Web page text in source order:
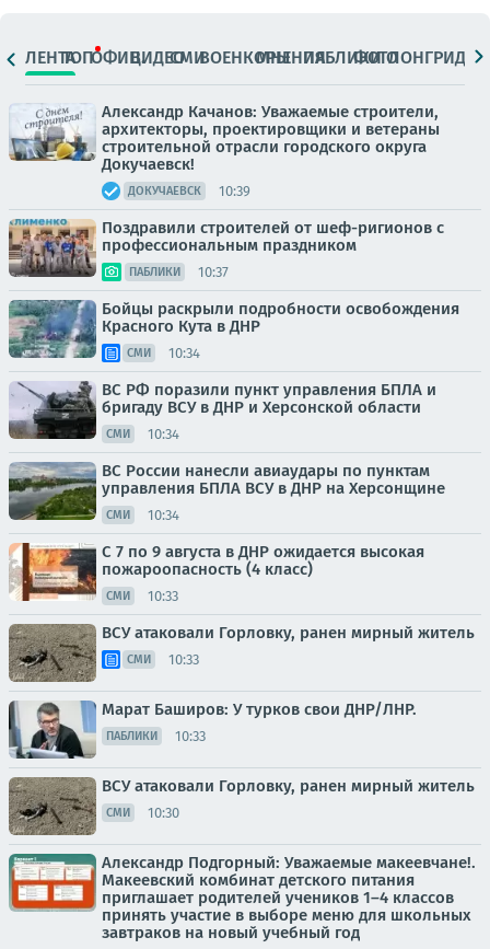
ЛЕНТАТОПОФИЦ.ВИДЕОСМИВОЕНКОРЫМНЕНИЯПАБЛИКИ
ФОТОЛОНГРИДЫ
Александр Качанов: Уважаемые строители,
архитекторы, проектировщики и ветераны
строительной отрасли городского округа
Докучаевск!
ДОКУЧАЕВСК 10:39
Поздравили строителей от шеф-ригионов с
профессиональным праздником
ПАБЛИКИ 10:37
Бойцы раскрыли подробности освобождения
Красного Кута в ДНР
СМИ 10:34
ВС РФ поразили пункт управления БПЛА и
бригаду ВСУ в ДНР и Херсонской области
СМИ 10:34
ВС России нанесли авиаудары по пунктам
управления БПЛА ВСУ в ДНР на Херсонщине
СМИ 10:34
С 7 по 9 августа в ДНР ожидается высокая
пожароопасность (4 класс)
СМИ 10:33
ВСУ атаковали Горловку, ранен мирный житель
СМИ 10:33
Марат Баширов: У турков свои ДНР/ЛНР.
ПАБЛИКИ 10:33
ВСУ атаковали Горловку, ранен мирный житель
СМИ 10:30
Александр Подгорный: Уважаемые макеевчане!.
Макеевский комбинат детского питания
приглашает родителей учеников 1–4 классов
принять участие в выборе меню для школьных
завтраков на новый учебный год